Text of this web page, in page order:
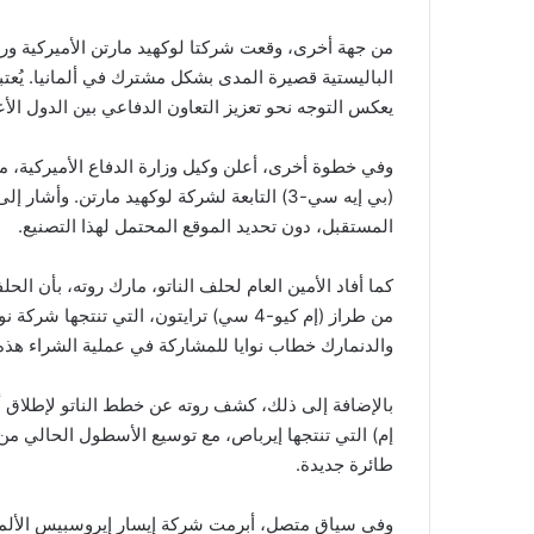
من جهة أخرى، وقعت شركتا لوكهيد مارتن الأميركية
الباليستية قصيرة المدى بشكل مشترك في ألمانيا.
يعكس التوجه نحو تعزيز التعاون الدفاعي بين الدول
وفي خطوة أخرى، أعلن وكيل وزارة الدفاع
(بي إيه سي-3) التابعة لشركة لوكهيد مارتن.
المستقبل، دون تحديد الموقع المحتمل لهذا التصنيع.
كما أفاد الأمين العام لحلف الناتو، مارك روته،
من طراز (إم كيو-4 سي) ترايتون، التي
والدنمارك خطاب نوايا للمشاركة في عملية الشراء
طائرة جديدة.
وفي سياق متصل، أبرمت شركة إيسار إيروسبيس